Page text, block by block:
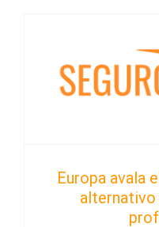
Europa avala
alternativo